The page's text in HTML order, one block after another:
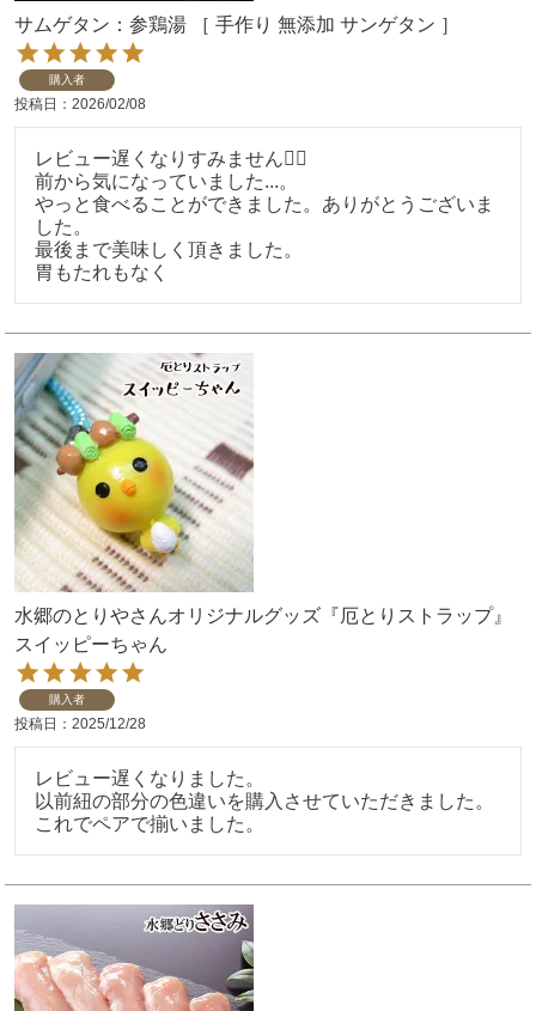
サムゲタン：参鶏湯 ［ 手作り 無添加 サンゲタン ］
購入者
投稿日 2026/02/08
レビュー遅くなりすみません🙇‍♀️
前から気になっていました...。
やっと食べることができました。ありがとうございま
した。
最後まで美味しく頂きました。
胃もたれもなく
水郷のとりやさんオリジナルグッズ『厄とりストラップ』
スイッピーちゃん
購入者
投稿日 2025/12/28
レビュー遅くなりました。
以前紐の部分の色違いを購入させていただきました。